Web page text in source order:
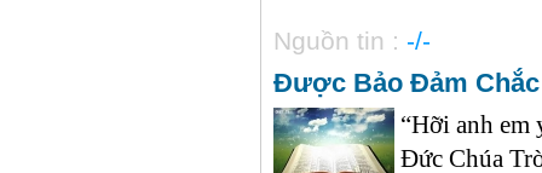
Nguồn tin : -/-
Được Bảo Đảm Chắc
“Hỡi anh em
Đức Chúa